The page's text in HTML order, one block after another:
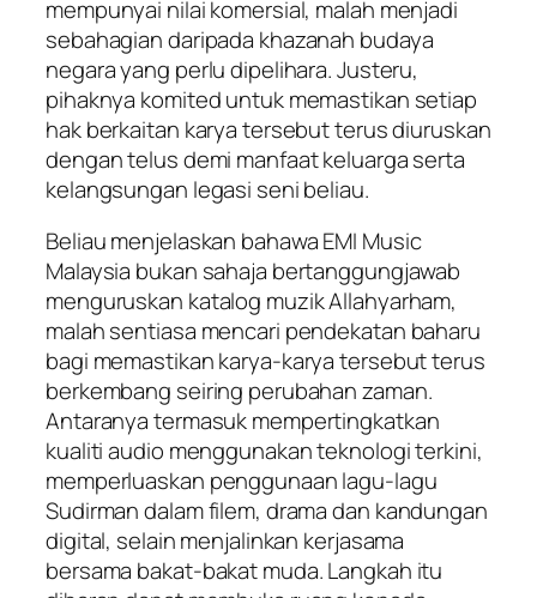
mempunyai nilai komersial, malah menjadi
sebahagian daripada khazanah budaya
negara yang perlu dipelihara. Justeru,
pihaknya komited untuk memastikan setiap
hak berkaitan karya tersebut terus diuruskan
dengan telus demi manfaat keluarga serta
kelangsungan legasi seni beliau.
Beliau menjelaskan bahawa EMI Music
Malaysia bukan sahaja bertanggungjawab
menguruskan katalog muzik Allahyarham,
malah sentiasa mencari pendekatan baharu
bagi memastikan karya-karya tersebut terus
berkembang seiring perubahan zaman.
Antaranya termasuk mempertingkatkan
kualiti audio menggunakan teknologi terkini,
memperluaskan penggunaan lagu-lagu
Sudirman dalam filem, drama dan kandungan
digital, selain menjalinkan kerjasama
bersama bakat-bakat muda. Langkah itu